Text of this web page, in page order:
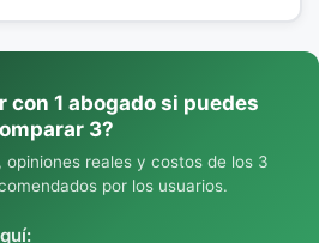
con 1 abogado si puedes
3?
opiniones reales y costos de los 3
por los usuarios.